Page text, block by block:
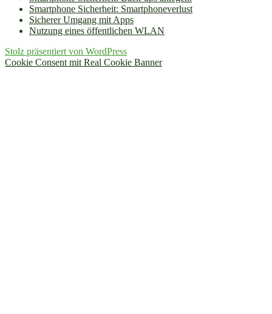
Smartphone Sicherheit: Smartphoneverlust
Sicherer Umgang mit Apps
Nutzung eines öffentlichen WLAN
Stolz präsentiert von WordPress
Cookie Consent mit Real Cookie Banner